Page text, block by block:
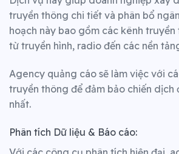
truyền thông chi tiết và phân bổ
hoạch này bao gồm các kênh truyền
từ truyền hình, radio đến các nền
Agency quảng cáo sẽ làm việc với
truyền thông để đảm bảo chiến dịch
nhất.
Phân tích Dữ liệu & Báo cáo: